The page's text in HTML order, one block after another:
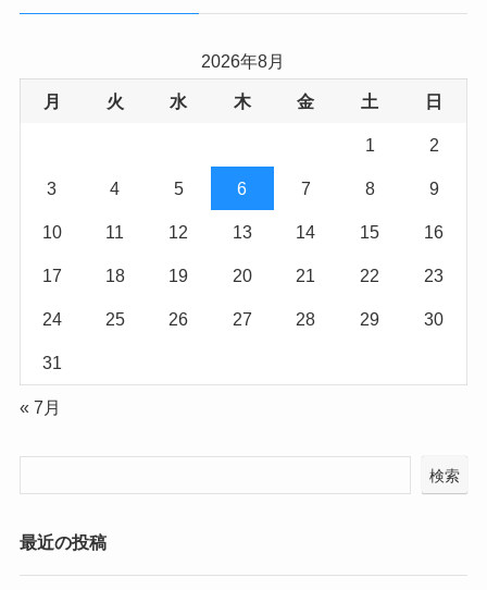
2026年8月
月 火 水 木 金 土 日
1 2
3 4 5 6 7 8 9
10 11 12 13 14 15 16
17 18 19 20 21 22 23
24 25 26 27 28 29 30
31
« 7月
検索
最近の投稿